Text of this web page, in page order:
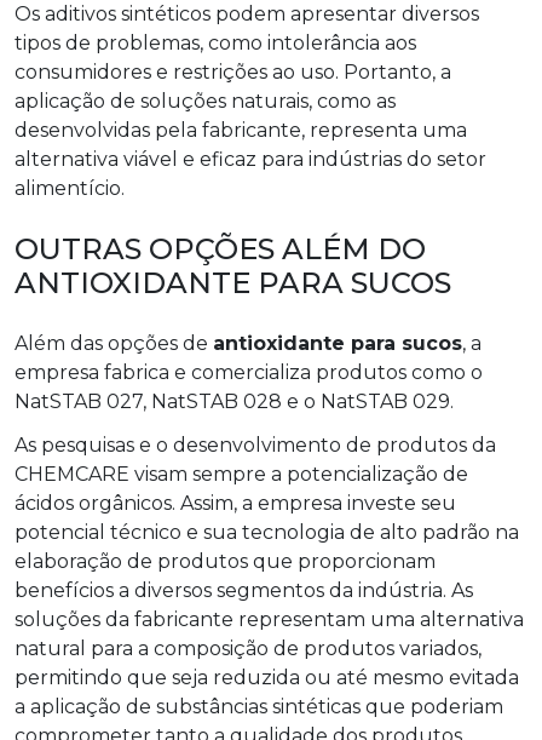
Os aditivos sintéticos podem apresentar diversos
tipos de problemas, como intolerância aos
consumidores e restrições ao uso. Portanto, a
aplicação de soluções naturais, como as
desenvolvidas pela fabricante, representa uma
alternativa viável e eficaz para indústrias do setor
alimentício.
OUTRAS OPÇÕES ALÉM DO
ANTIOXIDANTE PARA SUCOS
Além das opções de antioxidante para sucos, a
empresa fabrica e comercializa produtos como o
NatSTAB 027, NatSTAB 028 e o NatSTAB 029.
As pesquisas e o desenvolvimento de produtos da
CHEMCARE visam sempre a potencialização de
ácidos orgânicos. Assim, a empresa investe seu
potencial técnico e sua tecnologia de alto padrão na
elaboração de produtos que proporcionam
benefícios a diversos segmentos da indústria. As
soluções da fabricante representam uma alternativa
natural para a composição de produtos variados,
permitindo que seja reduzida ou até mesmo evitada
a aplicação de substâncias sintéticas que poderiam